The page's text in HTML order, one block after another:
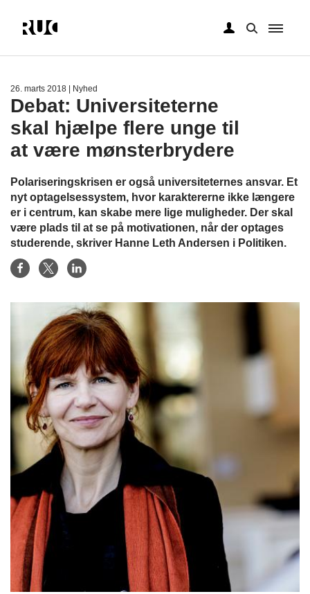
26. marts 2018 | Nyhed
Debat: Universiteterne
skal hjælpe flere unge til
at være mønsterbrydere
Polariseringskrisen er også universiteternes ansvar. Et
nyt optagelsessystem, hvor karaktererne ikke længere
er i centrum, kan skabe mere lige muligheder. Der skal
være plads til at se på motivationen, når der optages
studerende, skriver Hanne Leth Andersen i Politiken.